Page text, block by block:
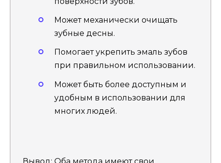
Может механически очищать
зубные десны.
Помогает укрепить эмаль зубов
при правильном использовании.
Может быть более доступным и
удобным в использовании для
многих людей.